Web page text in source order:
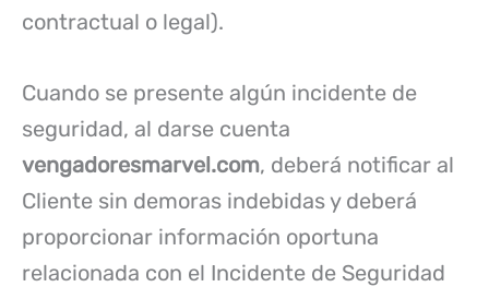
contractual o legal).
Cuando se presente algún incidente de
seguridad, al darse cuenta
vengadoresmarvel.com, deberá notificar al
Cliente sin demoras indebidas y deberá
proporcionar información oportuna
relacionada con el Incidente de Seguridad